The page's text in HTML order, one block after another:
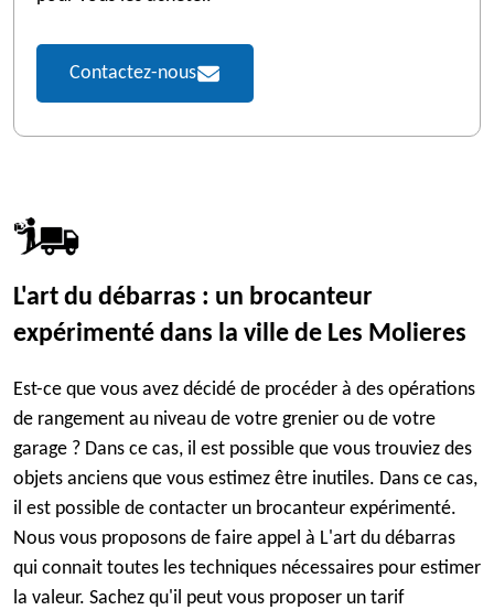
Contactez-nous
L'art du débarras : un brocanteur
expérimenté dans la ville de Les Molieres
Est-ce que vous avez décidé de procéder à des opérations
de rangement au niveau de votre grenier ou de votre
garage ? Dans ce cas, il est possible que vous trouviez des
objets anciens que vous estimez être inutiles. Dans ce cas,
il est possible de contacter un brocanteur expérimenté.
Nous vous proposons de faire appel à L'art du débarras
qui connait toutes les techniques nécessaires pour estimer
la valeur. Sachez qu'il peut vous proposer un tarif